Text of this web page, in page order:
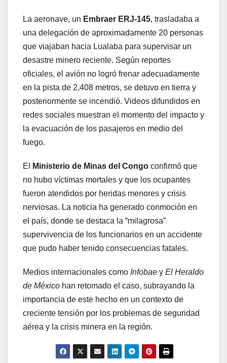
La aeronave, un Embraer ERJ-145, trasladaba a
una delegación de aproximadamente 20 personas
que viajaban hacia Lualaba para supervisar un
desastre minero reciente. Según reportes
oficiales, el avión no logró frenar adecuadamente
en la pista de 2,408 metros, se detuvo en tierra y
posteriormente se incendió. Videos difundidos en
redes sociales muestran el momento del impacto y
la evacuación de los pasajeros en medio del
fuego.
El Ministerio de Minas del Congo confirmó que
no hubo víctimas mortales y que los ocupantes
fueron atendidos por heridas menores y crisis
nerviosas. La noticia ha generado conmoción en
el país, donde se destaca la “milagrosa”
supervivencia de los funcionarios en un accidente
que pudo haber tenido consecuencias fatales.
Medios internacionales como Infobae y El Heraldo
de México han retomado el caso, subrayando la
importancia de este hecho en un contexto de
creciente tensión por los problemas de seguridad
aérea y la crisis minera en la región.